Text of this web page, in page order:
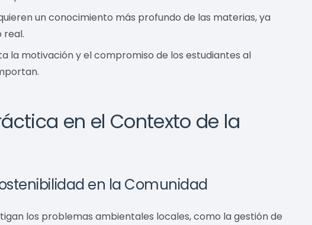
un conocimiento más profundo de las materias, ya
real.
la motivación y el compromiso de los estudiantes al
en el Contexto de la
en la Comunidad
los problemas ambientales locales, como la gestión de